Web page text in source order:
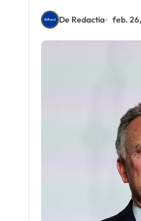
De Redactia feb.